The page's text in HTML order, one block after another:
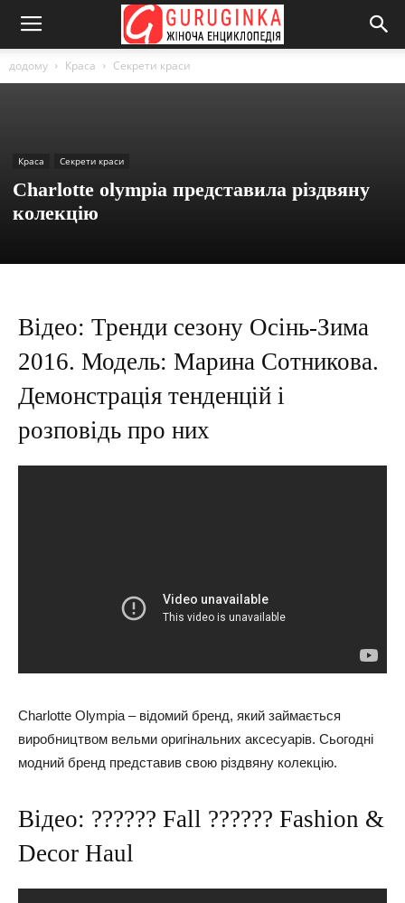
додому Краса Секрети краси
Краса Секрети краси
Charlotte olympia представила різдвяну
колекцію
Відео: Тренди сезону Осінь-Зима
2016. Модель: Марина Сотникова.
Демонстрація тенденцій і
розповідь про них
Charlotte Olympia – відомий бренд, який займається
виробництвом вельми оригінальних аксесуарів. Сьогодні
модний бренд представив свою різдвяну колекцію.
Відео: ?????? Fall ?????? Fashion &
Decor Haul